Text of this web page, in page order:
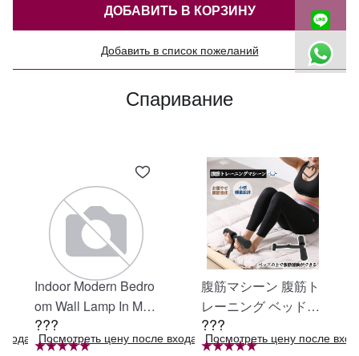
ДОБАВИТЬ В КОРЗИНУ
Добавить в список пожеланий
Спаривание
в систему
Indoor Modern Bedro
om Wall Lamp In Matt
e Black, Iron Clear Gl
ass Shade,4-Lights E
???
Посмотреть цену после входа в систему
腹筋マシーン 腹筋ト
レーニング ベッド固
定 足固定 腹筋器具
腹筋マシン 足を押さ
???
Посмотреть цену после